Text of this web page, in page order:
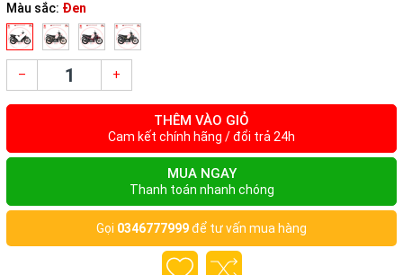
Màu sắc: Đen
– +
THÊM VÀO GIỎ
Cam kết chính hãng / đổi trả 24h
MUA NGAY
Thanh toán nhanh chóng
Gọi 0346777999để tư vấn mua hàng